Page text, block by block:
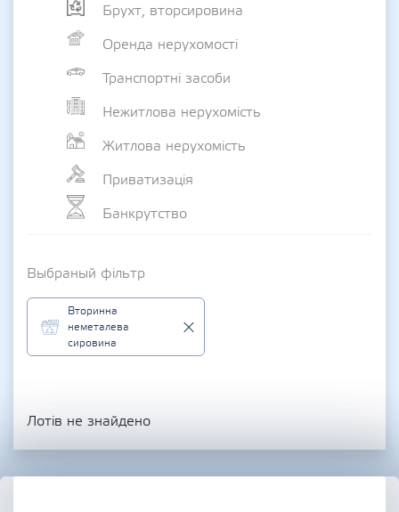
Брухт, вторсировина
Оренда нерухомості
Транспортні засоби
Нежитлова нерухомість
Житлова нерухомість
Приватизація
Банкрутство
Выбраный фільтр
Вторинна
неметалева
сировина
Лотів не знайдено